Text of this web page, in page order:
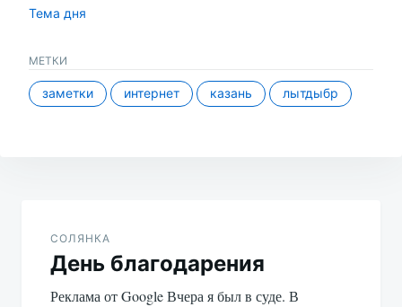
Тема дня
МЕТКИ
заметки интернет казань лытдыбр
записям
СОЛЯНКА
День благодарения
Реклама от Google Вчера я был в суде. В